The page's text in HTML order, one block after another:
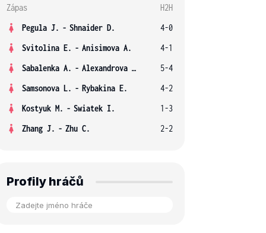
Zápas
H2H
Pegula J. - Shnaider D.
4-0
Svitolina E. - Anisimova A.
4-1
Sabalenka A. - Alexandrova E.
5-4
Samsonova L. - Rybakina E.
4-2
Kostyuk M. - Swiatek I.
1-3
Zhang J. - Zhu C. 2-2
Profily hráčů